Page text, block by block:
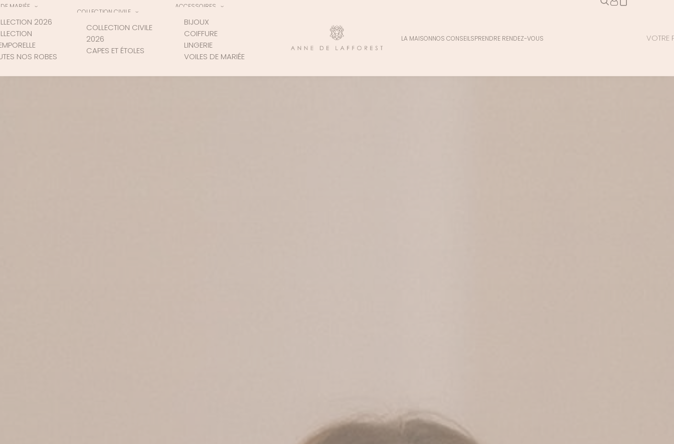
MARIÉE
2026
NOS ROBES
COLLECTION CIVILE
COLLECTION CIVILE
2026
CAPES ET ÉTOLES
ACCESSOIRES
BIJOUX
COIFFURE
LINGERIE
VOILES DE MARIÉE
LA MAISONNOS CONSEILSPRENDRE RENDEZ-VOUS VOTRE